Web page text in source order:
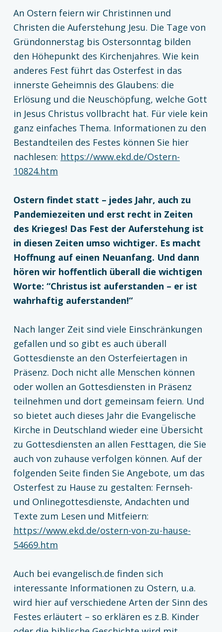
An Ostern feiern wir Christinnen und
Christen die Auferstehung Jesu. Die Tage von
Gründonnerstag bis Ostersonntag bilden
den Höhepunkt des Kirchenjahres. Wie kein
anderes Fest führt das Osterfest in das
innerste Geheimnis des Glaubens: die
Erlösung und die Neuschöpfung, welche Gott
in Jesus Christus vollbracht hat. Für viele kein
ganz einfaches Thema. Informationen zu den
Bestandteilen des Festes können Sie hier
nachlesen: https://www.ekd.de/Ostern-
10824.htm
Ostern findet statt – jedes Jahr, auch zu
Pandemiezeiten und erst recht in Zeiten
des Krieges! Das Fest der Auferstehung ist
in diesen Zeiten umso wichtiger. Es macht
Hoffnung auf einen Neuanfang. Und dann
hören wir hoffentlich überall die wichtigen
Worte: “Christus ist auferstanden – er ist
wahrhaftig auferstanden!“
Nach langer Zeit sind viele Einschränkungen
gefallen und so gibt es auch überall
Gottesdienste an den Osterfeiertagen in
Präsenz. Doch nicht alle Menschen können
oder wollen an Gottesdiensten in Präsenz
teilnehmen und dort gemeinsam feiern. Und
so bietet auch dieses Jahr die Evangelische
Kirche in Deutschland wieder eine Übersicht
zu Gottesdiensten an allen Festtagen, die Sie
auch von zuhause verfolgen können. Auf der
folgenden Seite finden Sie Angebote, um das
Osterfest zu Hause zu gestalten: Fernseh-
und Onlinegottesdienste, Andachten und
Texte zum Lesen und Mitfeiern:
https://www.ekd.de/ostern-von-zu-hause-
54669.htm
Auch bei evangelisch.de finden sich
interessante Informationen zu Ostern, u.a.
wird hier auf verschiedene Arten der Sinn des
Festes erläutert – so erklären es z.B. Kinder